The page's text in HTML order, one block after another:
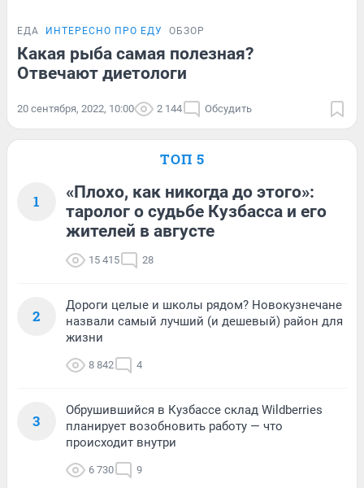
ЕДА ИНТЕРЕСНО ПРО ЕДУ ОБЗОР
Какая рыба самая полезная?
Отвечают диетологи
20 сентября, 2022, 10:00 2 144 Обсудить
ТОП 5
1
«Плохо, как никогда до этого»:
таролог о судьбе Кузбасса и его
жителей в августе
15 415 28
2
Дороги целые и школы рядом? Новокузнечане
назвали самый лучший (и дешевый) район для
жизни
8 842 4
3
Обрушившийся в Кузбассе склад Wildberries
планирует возобновить работу — что
происходит внутри
6 730 9